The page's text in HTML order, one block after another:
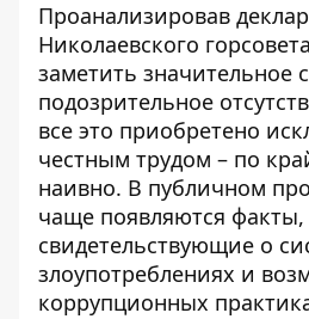
Проанализировав
Николаевского
заметить значительное
подозрительное
все это приобретено
честным трудом – по
наивно. В публичном
чаще появляются факты,
свидетельствующие о
злоупотреблениях и
коррупционных